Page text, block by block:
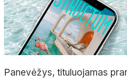
Panevėžys, tituluojamas